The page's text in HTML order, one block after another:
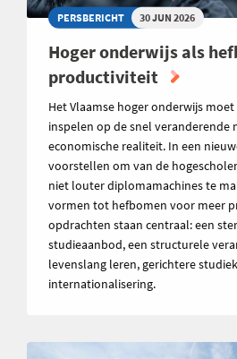
PERSBERICHT 30 JUN 2026
Hoger onderwijs als
productiviteit
Het Vlaamse hoger onderwijs
inspelen op de snel veranderende
economische realiteit. In een
voorstellen om van de
niet louter diplomamachines te
vormen tot hefbomen voor meer
opdrachten staan centraal: een
studieaanbod, een structurele
levenslang leren, gerichtere
internationalisering.